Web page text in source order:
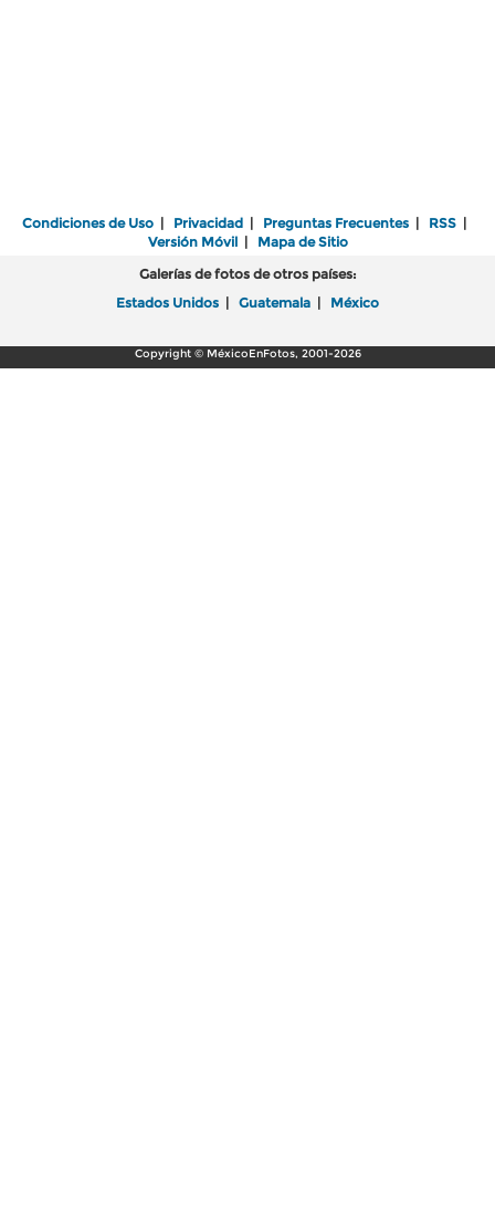
Condiciones de Uso | Privacidad | Preguntas Frecuentes | RSS |
Versión Móvil| Mapa de Sitio
Galerías de fotos de otros países:
Estados Unidos | Guatemala | México
Copyright © MéxicoEnFotos, 2001-2026